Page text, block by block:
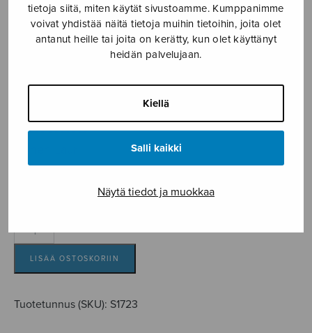
tietoja siitä, miten käytät sivustoamme. Kumppanimme
voivat yhdistää näitä tietoja muihin tietoihin, joita olet
antanut heille tai joita on kerätty, kun olet käyttänyt
heidän palvelujaan.
Kiellä
Salli kaikki
Näytä tiedot ja muokkaa
Karkelo
määrä
LISÄÄ OSTOSKORIIN
Tuotetunnus (SKU): S1723